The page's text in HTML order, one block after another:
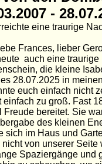
-
eine traurige
Frances, lieber
auch eine
die kleine
28.07.2025 in
euch einfach nicht
einfach zu groß. Fast
Freude bereitet. Sie
des kleinen
sich im Haus und
von unserer
Spaziergänge und